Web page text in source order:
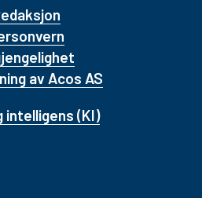
av Acos AS
intelligens (KI)